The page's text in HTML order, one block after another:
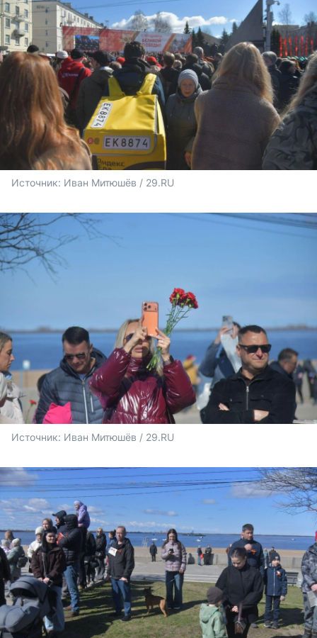
Источник: Иван Митюшёв / 29.RU
Источник: Иван Митюшёв / 29.RU